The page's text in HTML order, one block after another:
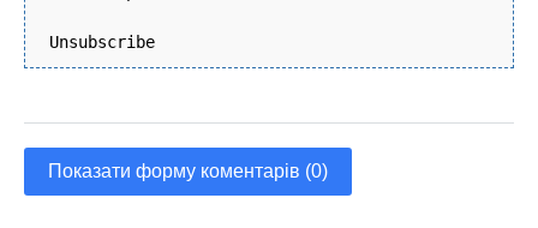
Unsubscribe
Показати форму коментарів (0)